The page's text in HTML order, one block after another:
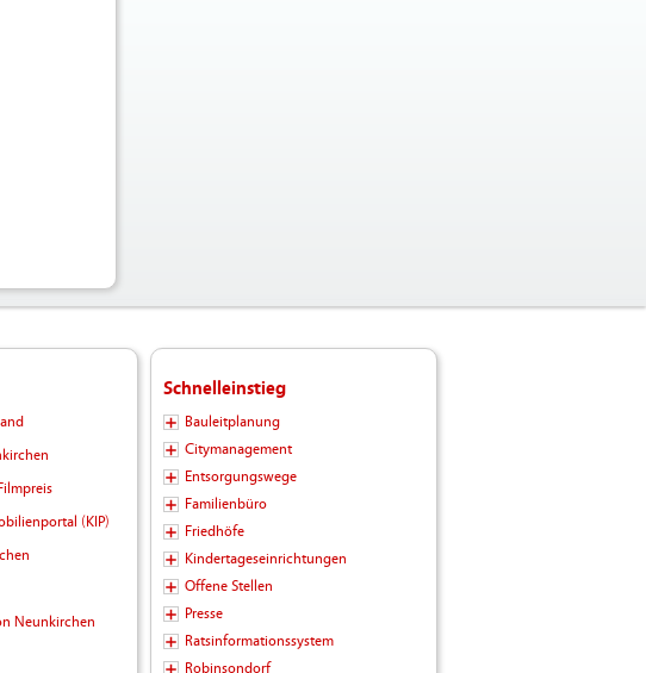
(KIP)
Neunkirchen
Schnelleinstieg
Bauleitplanung
Citymanagement
Entsorgungswege
Familienbüro
Friedhöfe
Kindertageseinrichtungen
Offene Stellen
Presse
Ratsinformationssystem
Robinsondorf